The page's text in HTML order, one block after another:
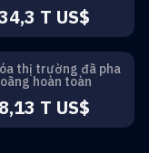
T US$
thị trường đã pha
hoàn toàn
8,13 T US$